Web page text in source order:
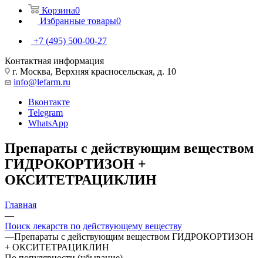
Корзина0
Избранные товары0
+7 (495) 500-00-27
Контактная информация
г. Москва, Верхняя красносельская, д. 10
info@lefarm.ru
Вконтакте
Telegram
WhatsApp
Препараты с действующим веществом
ГИДРОКОРТИЗОН +
ОКСИТЕТРАЦИКЛИН
Главная
—
Поиск лекарств по действующему веществу
—Препараты с действующим веществом ГИДРОКОРТИЗОН
+ ОКСИТЕТРАЦИКЛИН